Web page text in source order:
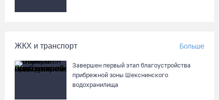
ЖКХ и транспорт Больше
Завершен первый этап благоустройства
прибрежной зоны Шекснинского
водохранилища